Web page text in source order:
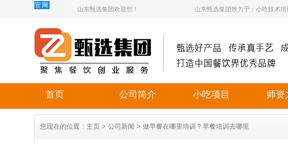
官网
山东甄选集团欢迎您！ 山东甄选集团致力于：小吃技术
首页 公司简介 小吃项目 师资
您现在的位置： 主页 > 公司新闻 > 做早餐在哪里培训？早餐培训去哪里